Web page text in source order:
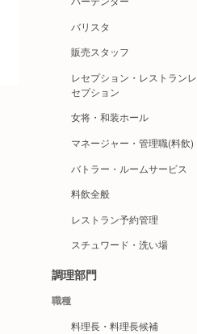
バリスタ
販売スタッフ
レセプション・レストランレ
セプション
女将・和装ホール
マネージャー・管理職(料飲)
バトラー・ルームサービス
料飲全般
レストラン予約管理
スチュワード・洗い場
調理部門
職種
料理長・料理長候補